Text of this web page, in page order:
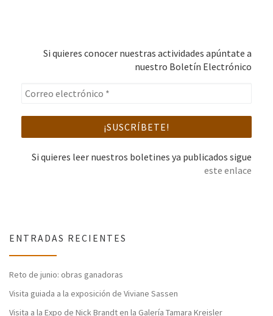
Si quieres conocer nuestras actividades apúntate a
nuestro Boletín Electrónico
Si quieres leer nuestros boletines ya publicados sigue
este enlace
ENTRADAS RECIENTES
Reto de junio: obras ganadoras
Visita guiada a la exposición de Viviane Sassen
Visita a la Expo de Nick Brandt en la Galería Tamara Kreisler